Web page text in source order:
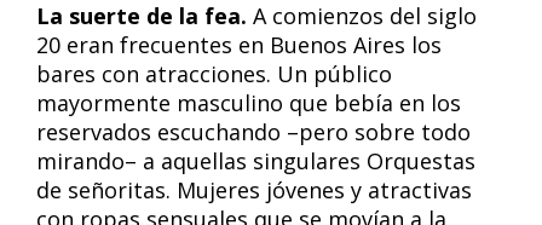
La suerte de la fea. A comienzos del siglo
20 eran frecuentes en Buenos Aires los
bares con atracciones. Un público
mayormente masculino que bebía en los
reservados escuchando –pero sobre todo
mirando– a aquellas singulares Orquestas
de señoritas. Mujeres jóvenes y atractivas